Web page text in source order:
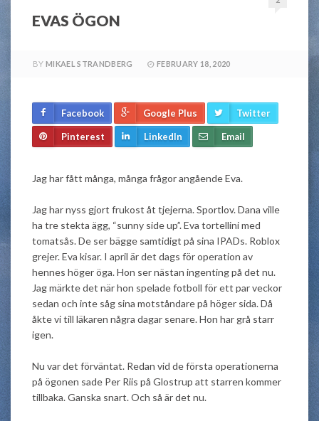
EVAS ÖGON
BY MIKAEL STRANDBERG FEBRUARY 18, 2020
Facebook Google Plus Twitter
Pinterest LinkedIn Email
Jag har fått många, många frågor angående Eva.
Jag har nyss gjort frukost åt tjejerna. Sportlov. Dana ville
ha tre stekta ägg, “sunny side up”. Eva tortellini med
tomatsås. De ser bägge samtidigt på sina IPADs. Roblox
grejer. Eva kisar. I april är det dags för operation av
hennes höger öga. Hon ser nästan ingenting på det nu.
Jag märkte det när hon spelade fotboll för ett par veckor
sedan och inte såg sina motståndare på höger sida. Då
åkte vi till läkaren några dagar senare. Hon har grå starr
igen.
Nu var det förväntat. Redan vid de första operationerna
på ögonen sade Per Riis på Glostrup att starren kommer
tillbaka. Ganska snart. Och så är det nu.